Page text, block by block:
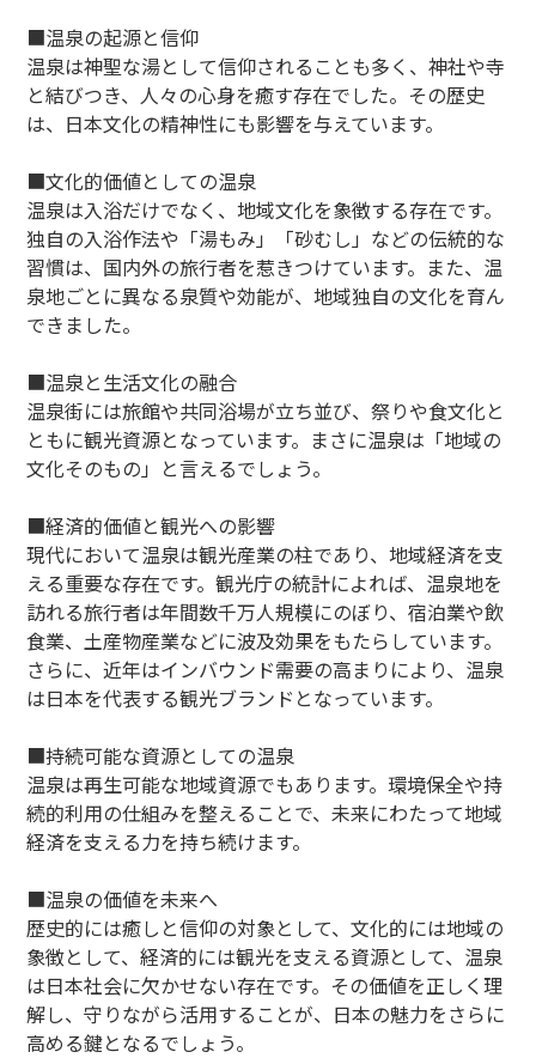
■温泉の起源と信仰
温泉は神聖な湯として信仰されることも多く、神社や寺
と結びつき、人々の心身を癒す存在でした。その歴史
は、日本文化の精神性にも影響を与えています。
■文化的価値としての温泉
温泉は入浴だけでなく、地域文化を象徴する存在です。
独自の入浴作法や「湯もみ」「砂むし」などの伝統的な
習慣は、国内外の旅行者を惹きつけています。また、温
泉地ごとに異なる泉質や効能が、地域独自の文化を育ん
できました。
■温泉と生活文化の融合
温泉街には旅館や共同浴場が立ち並び、祭りや食文化と
ともに観光資源となっています。まさに温泉は「地域の
文化そのもの」と言えるでしょう。
■経済的価値と観光への影響
現代において温泉は観光産業の柱であり、地域経済を支
える重要な存在です。観光庁の統計によれば、温泉地を
訪れる旅行者は年間数千万人規模にのぼり、宿泊業や飲
食業、土産物産業などに波及効果をもたらしています。
さらに、近年はインバウンド需要の高まりにより、温泉
は日本を代表する観光ブランドとなっています。
■持続可能な資源としての温泉
温泉は再生可能な地域資源でもあります。環境保全や持
続的利用の仕組みを整えることで、未来にわたって地域
経済を支える力を持ち続けます。
■温泉の価値を未来へ
歴史的には癒しと信仰の対象として、文化的には地域の
象徴として、経済的には観光を支える資源として、温泉
は日本社会に欠かせない存在です。その価値を正しく理
解し、守りながら活用することが、日本の魅力をさらに
高める鍵となるでしょう。